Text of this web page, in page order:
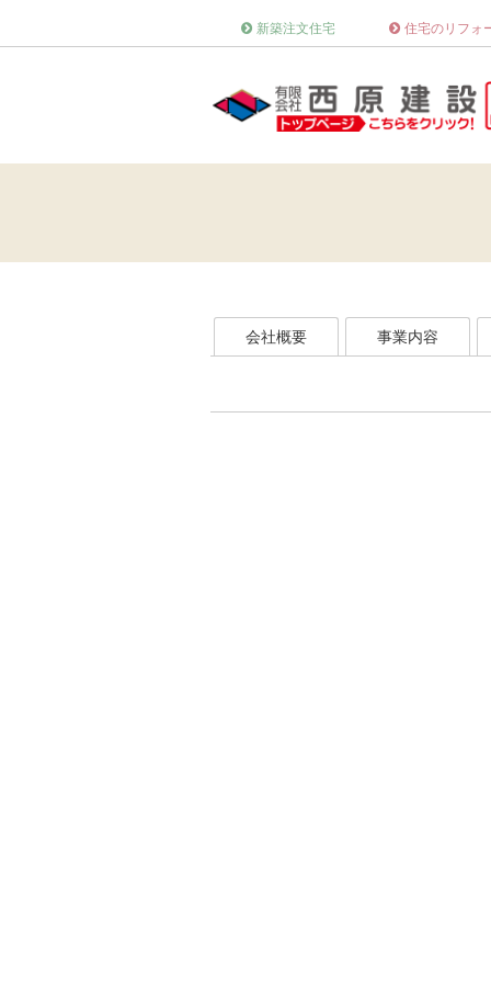
新築注文住宅 住宅のリフォ
会社概要 事業内容